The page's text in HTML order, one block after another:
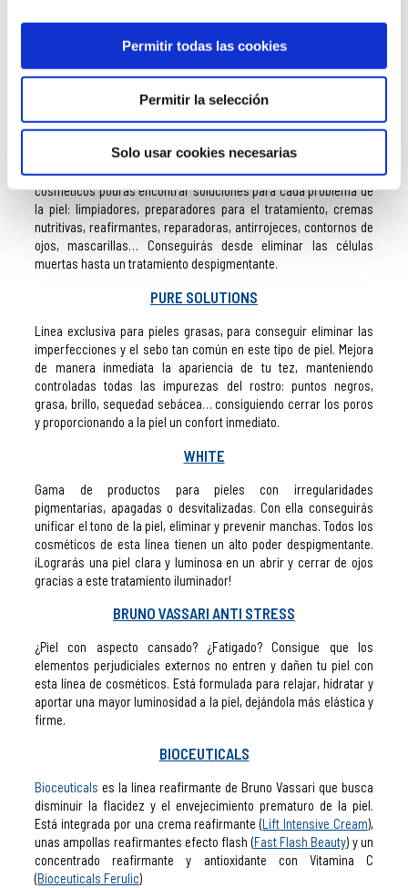
Permitir todas las cookies
Permitir la selección
Solo usar cookies necesarias
eficiente, que cuenta con diferentes gamas de cosméticos para
todo tipo de problemática de la piel. Te explicamos para que es
SKIN CONFORT
es una línea formulada para pieles sensibles,
evitando cualquier irritación de la piel. En esta gama de
cosméticos podrás encontrar soluciones para cada problema de
la piel: limpiadores, preparadores para el tratamiento, cremas
nutritivas, reafirmantes, reparadoras, antirrojeces, contornos de
ojos, mascarillas… Conseguirás desde eliminar las células
muertas hasta un tratamiento despigmentante.
PURE SOLUTIONS
Línea exclusiva para pieles grasas, para conseguir eliminar las
imperfecciones y el sebo tan común en este tipo de piel. Mejora
de manera inmediata la apariencia de tu tez, manteniendo
controladas todas las impurezas del rostro: puntos negros,
grasa, brillo, sequedad sebácea… consiguiendo cerrar los poros
y proporcionando a la piel un confort inmediato.
WHITE
Gama de productos para pieles con irregularidades
pigmentarias, apagadas o desvitalizadas. Con ella conseguirás
unificar el tono de la piel, eliminar y prevenir manchas. Todos los
cosméticos de esta línea tienen un alto poder despigmentante.
¡Lograrás una piel clara y luminosa en un abrir y cerrar de ojos
gracias a este tratamiento iluminador!
BRUNO VASSARI ANTI STRESS
¿Piel con aspecto cansado? ¿Fatigado? Consigue que los
elementos perjudiciales externos no entren y dañen tu piel con
esta línea de cosméticos. Está formulada para relajar, hidratar y
aportar una mayor luminosidad a la piel, dejándola más elástica y
firme.
BIOCEUTICALS
Bioceuticalses la línea reafirmante de Bruno Vassari que busca
disminuir la flacidez y el envejecimiento prematuro de la piel.
Está integrada por una crema reafirmante (Lift Intensive Cream),
unas ampollas reafirmantes efecto flash (Fast Flash Beauty) y un
concentrado reafirmante y antioxidante con Vitamina C
(Bioceuticals Ferulic)